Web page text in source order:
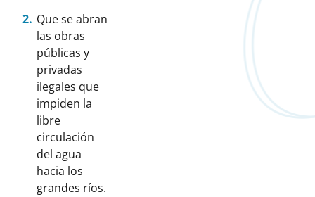
Que se abran
las obras
públicas y
privadas
ilegales que
impiden la
libre
circulación
del agua
hacia los
grandes ríos.